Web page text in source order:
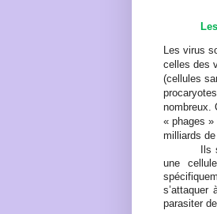
Les virus
celles des
(cellules
nombreux.
« phages
milliards
une
s’attaquer
parasiter